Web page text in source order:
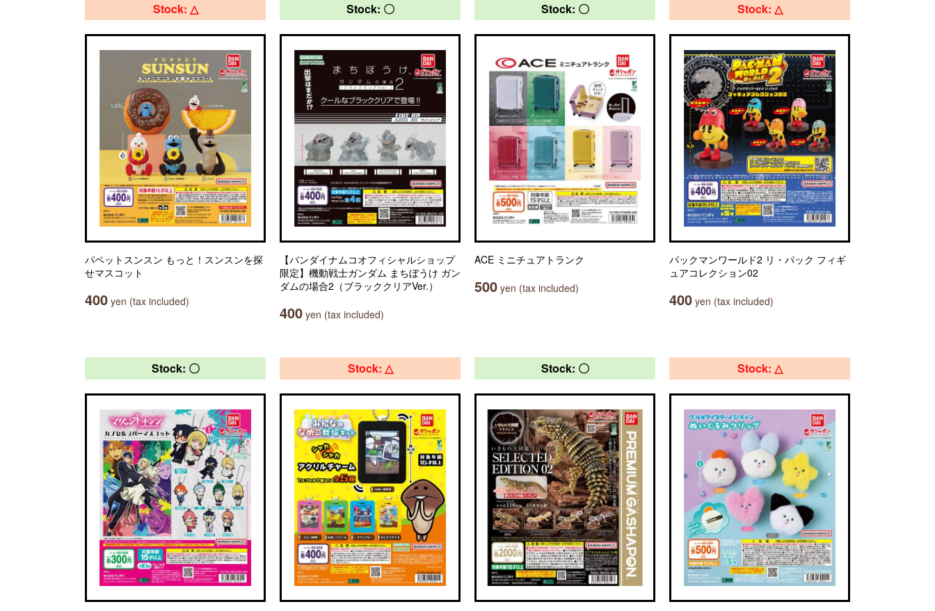
Stock: △
パペットスンスン もっと！スンスンを探
せマスコット
400 yen (tax included)
Stock: 〇
【バンダイナムコオフィシャルショップ
限定】機動戦士ガンダム まちぼうけ ガン
ダムの場合2（ブラッククリアVer.）
400 yen (tax included)
Stock: 〇
ACE ミニチュアトランク
500 yen (tax included)
Stock: △
パックマンワールド2 リ・パック フィギ
ュアコレクション02
400 yen (tax included)
Stock: 〇 Stock: △ Stock: 〇 Stock: △